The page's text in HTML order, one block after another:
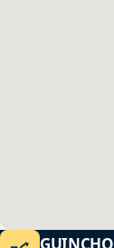
GUINCHO